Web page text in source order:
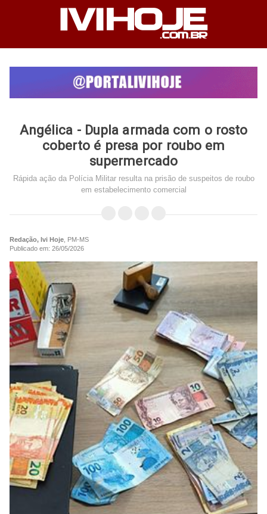
Angélica - Dupla armada com o rosto
coberto é presa por roubo em
supermercado
Rápida ação da Polícia Militar resulta na prisão de suspeitos de roubo
em estabelecimento comercial
Redação, Ivi Hoje , PM-MS
Publicado em: 26/05/2026